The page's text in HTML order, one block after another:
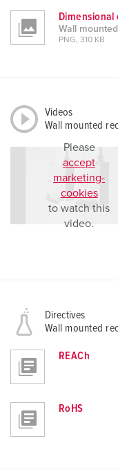
Wall
PNG, 310 KB
Videos
Wall mounted
Please
accept
marketing-
cookies
to watch this
video.
Directives
Wall mounted
REACh
RoHS